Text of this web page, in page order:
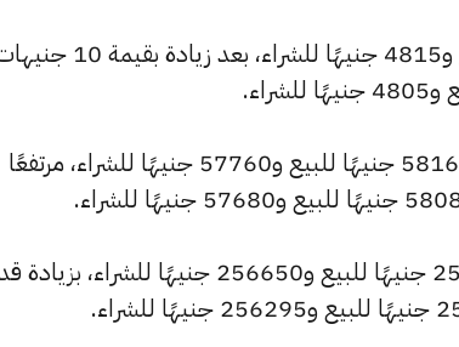
وارتفع سعر عيار 14 ليصل إلى 4845 جنيهًا للبيع و4815 جنيهًا للشراء، بعد زيادة
كما سجل سعر الجنيه الذهب ارتفاعًا ليصل إلى 58160 جنيهًا للبيع و57760 جنيهًا للشراء، مرتفعًا
وشهد سعر الأونصة بالجنيه ارتفاعًا ليصبح 258425 جنيهًا للبيع و256650 جنيهًا